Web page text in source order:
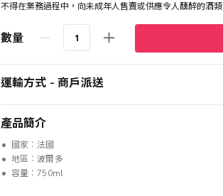
不得在業務過程中，向未成年人售賣或供應令人醺醉的酒類
數量
運輸方式 - 商戶派送
產品簡介
國家︰法國
地區︰波爾多
容量︰750ml